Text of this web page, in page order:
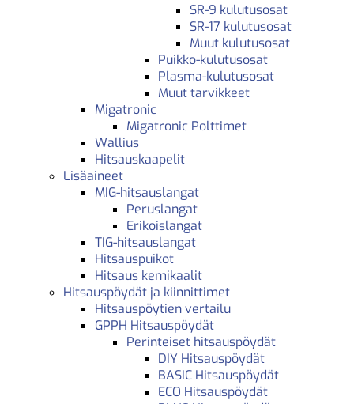
SR-9 kulutusosat
SR-17 kulutusosat
Muut kulutusosat
Puikko-kulutusosat
Plasma-kulutusosat
Muut tarvikkeet
Migatronic
Migatronic Polttimet
Wallius
Hitsauskaapelit
Lisäaineet
MIG-hitsauslangat
Peruslangat
Erikoislangat
TIG-hitsauslangat
Hitsauspuikot
Hitsaus kemikaalit
Hitsauspöydät ja kiinnittimet
Hitsauspöytien vertailu
GPPH Hitsauspöydät
Perinteiset hitsauspöydät
DIY Hitsauspöydät
BASIC Hitsauspöydät
ECO Hitsauspöydät